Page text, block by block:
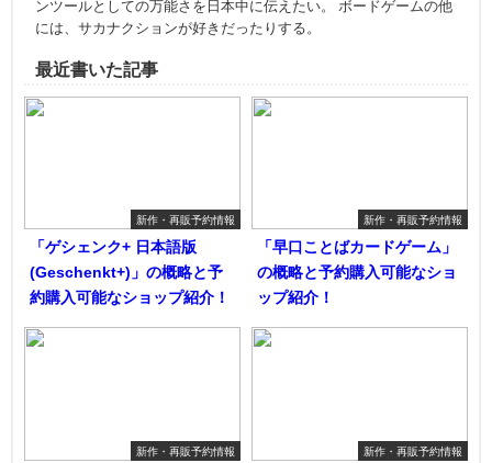
ンツールとしての万能さを日本中に伝えたい。 ボードゲームの他
には、サカナクションが好きだったりする。
最近書いた記事
新作・再販予約情報
「ゲシェンク+ 日本語版
(Geschenkt+)」の概略と予
約購入可能なショップ紹介！
新作・再販予約情報
「早口ことばカードゲーム」
の概略と予約購入可能なショ
ップ紹介！
新作・再販予約情報 新作・再販予約情報